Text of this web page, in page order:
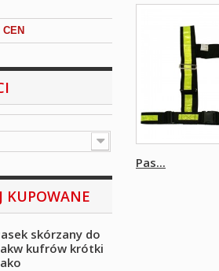
KUPOWANE
skórzany do
kufrów krótki
Pas...